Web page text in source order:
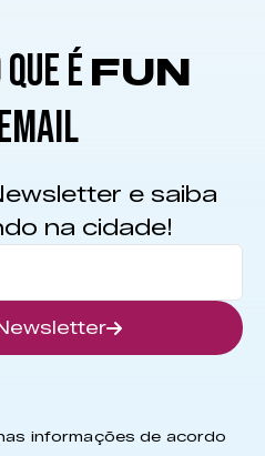
É FUN
e saiba
na cidade!
informações de acordo